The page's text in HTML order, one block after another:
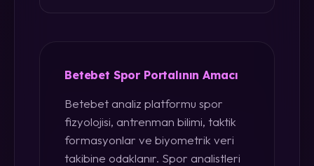
Betebet Spor Portalının Amacı
Betebet analiz platformu spor
fizyolojisi, antrenman bilimi, taktik
formasyonlar ve biyometrik veri
takibine odaklanır. Spor analistleri